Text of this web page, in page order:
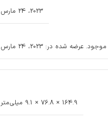
2023، 24 مارس
موجود. عرضه شده در: 2023، 24 مارس
164.9 × 76.8 × 9.1 میلی‌متر